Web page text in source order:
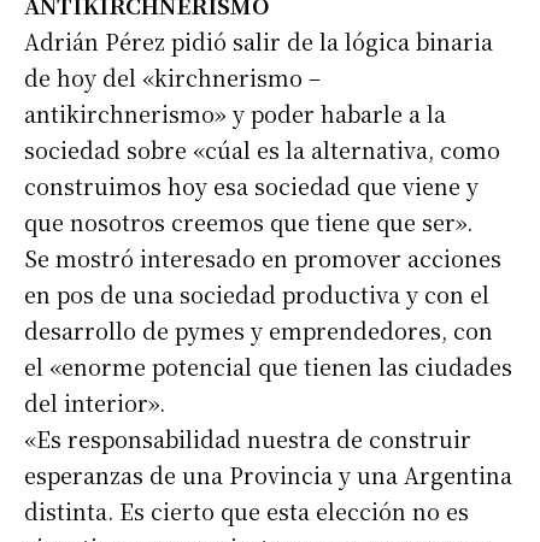
Dirección de correo electrónico
Nombre
Apellidos
Número de teléfono
Adrián Pérez pidió salir de la lógica binaria
de hoy del «kirchnerismo –
antikirchnerismo» y poder habarle a la
sociedad sobre «cúal es la alternativa, como
construimos hoy esa sociedad que viene y
que nosotros creemos que tiene que ser».
Se mostró interesado en promover acciones
en pos de una sociedad productiva y con el
desarrollo de pymes y emprendedores, con
el «enorme potencial que tienen las ciudades
del interior».
«Es responsabilidad nuestra de construir
esperanzas de una Provincia y una Argentina
distinta. Es cierto que esta elección no es